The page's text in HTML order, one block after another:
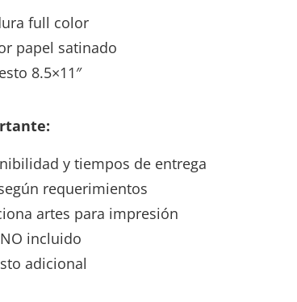
full color
papel satinado
8.5×11″
y tiempos de entrega
requerimientos
artes para impresión
incluido
adicional